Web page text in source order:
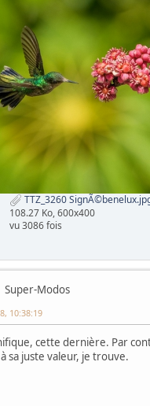
TTZ_3260
108.27 Ko, 600x400
vu 3086 fois
Super-Modos
10:38:19
cette dernière. Par
sa juste valeur, je trouve.